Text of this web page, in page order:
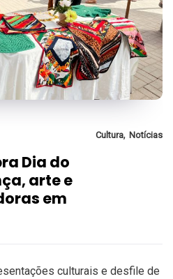
Cultura, Notícias
Dia do
arte e
em
culturais e desfile de